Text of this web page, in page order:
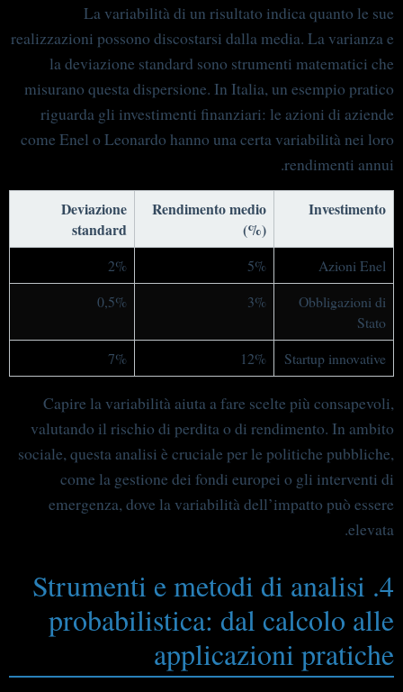
La variabilità di un risultato indica quanto le sue
realizzazioni possono discostarsi dalla media. La varianza e
la deviazione standard sono strumenti matematici che
misurano questa dispersione. In Italia, un esempio pratico
riguarda gli investimenti finanziari: le azioni di aziende
come Enel o Leonardo hanno una certa variabilità nei loro
rendimenti annui.
Investimento
Rendimento medio
(%)
Deviazione
standard
Azioni Enel
5%
2%
Obbligazioni di
Stato
3%
0,5%
Startup innovative
12%
7%
Capire la variabilità aiuta a fare scelte più consapevoli,
valutando il rischio di perdita o di rendimento. In ambito
sociale, questa analisi è cruciale per le politiche pubbliche,
come la gestione dei fondi europei o gli interventi di
emergenza, dove la variabilità dell’impatto può essere
elevata.
4. Strumenti e metodi di analisi
probabilistica: dal calcolo alle
applicazioni pratiche